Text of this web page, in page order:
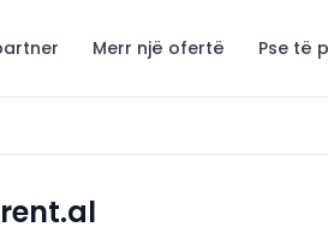
Merr një ofertë Pse të